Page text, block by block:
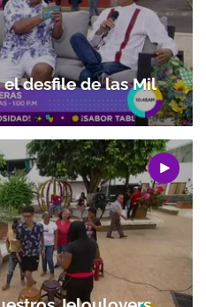
desfile de las Mil